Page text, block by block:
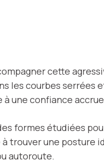
cette
les courbes serrées
une confiance
formes étudiées
trouver une posture
autoroute.